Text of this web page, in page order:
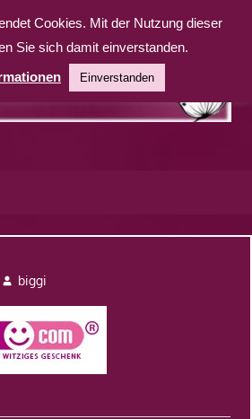
biggi
Cookies. Mit der Nutzung dieser
Sie sich damit einverstanden.
Einverstanden